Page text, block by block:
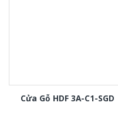
Cửa Gỗ HDF 3A-C1-SGD